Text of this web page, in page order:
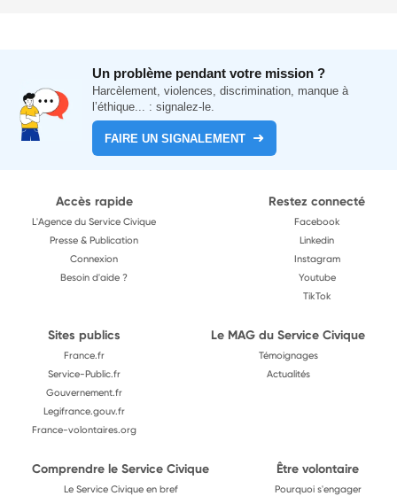
Un problème pendant votre mission ?
Harcèlement, violences, discrimination, manque à
l’éthique... : signalez-le.
FAIRE UN SIGNALEMENT
Accès rapide
L'Agence du Service Civique
Presse & Publication
Connexion
Besoin d'aide ?
Restez connecté
Facebook
Linkedin
Instagram
Youtube
TikTok
Sites publics
France.fr
Service-Public.fr
Gouvernement.fr
Legifrance.gouv.fr
France-volontaires.org
Le MAG du Service Civique
Témoignages
Actualités
Comprendre le Service Civique
Le Service Civique en bref
Être volontaire
Pourquoi s'engager